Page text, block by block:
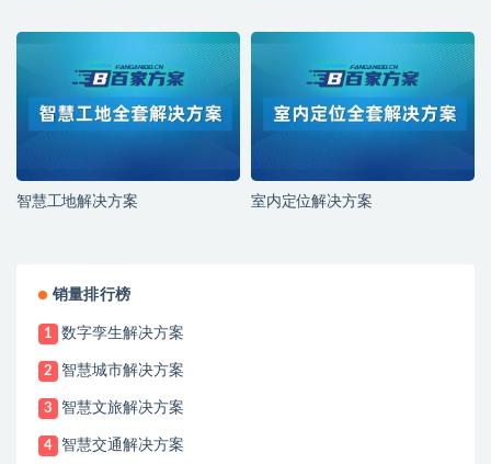
智慧工地解决方案 室内定位解决方案
销量排行榜
1 数字孪生解决方案
2 智慧城市解决方案
3 智慧文旅解决方案
4 智慧交通解决方案